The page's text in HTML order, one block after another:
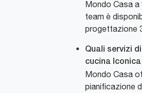
Mondo Casa a
team è
progettazione
Quali servizi
cucina Iconica
Mondo Casa
pianificazione